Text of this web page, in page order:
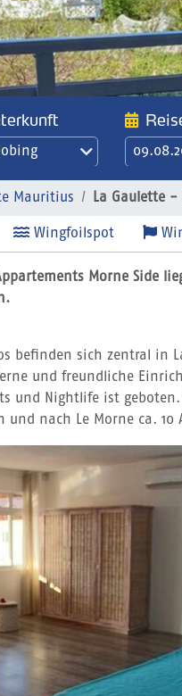
Side La
Side
21
Mauritius La Gaulette
Wingfoilspot
Morne Side
befinden sich zentral in
und freundliche
und Nightlife ist geboten.
und nach Le Morne ca.